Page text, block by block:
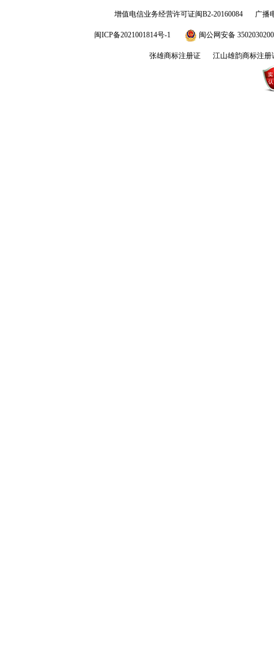
增值电信业务经营许可证闽B2-20160084 广播
闽ICP备2021001814号-1 闽公网安备
张雄商标注册证 江山雄韵商标注册